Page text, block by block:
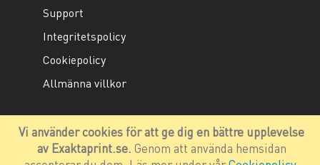
Vi använder cookies för att ge dig en bättre upplevelse
av Exaktaprint.se. Genom att använda hemsidan
Support
Integritetspolicy
Cookiepolicy
Allmänna villkor